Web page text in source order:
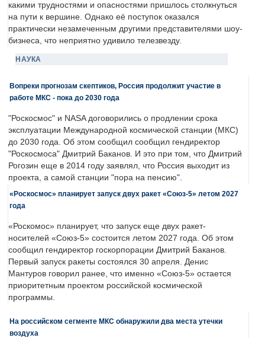
какими трудностями и опасностями пришлось столкнуться
на пути к вершине. Однако её поступок оказался
практически незамеченным другими представителями шоу-
бизнеса, что неприятно удивило телезвезду.
НАУКА
Вопреки прогнозам скептиков, Россия продолжит участие в
работе МКС - пока до 2030 года
"Роскосмос" и NASA договорились о продлении срока
эксплуатации Международной космической станции (МКС)
до 2030 года. Об этом сообщил сообщил гендиректор
"Роскосмоса" Дмитрий Баканов. И это при том, что Дмитрий
Рогозин еще в 2014 году заявлял, что Россия выходит из
проекта, а самой станции "пора на пенсию".
«Роскосмос» планирует запуск двух ракет «Союз-5» летом 2027
года
«Роскомос» планирует, что запуск еще двух ракет-
носителей «Союз-5» состоится летом 2027 года. Об этом
сообщил гендиректор госкорпорации Дмитрий Баканов.
Первый запуск ракеты состоялся 30 апреля. Денис
Мантуров говорил ранее, что именно «Союз-5» остается
приоритетным проектом российской космической
программы.
На российском сегменте МКС обнаружили два места утечки
воздуха